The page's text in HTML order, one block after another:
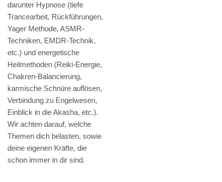
darunter Hypnose (tiefe
Trancearbeit, Rückführungen,
Yager Methode, ASMR-
Techniken, EMDR-Technik,
etc.) und energetische
Heilmethoden (Reiki-Energie,
Chakren-Balancierung,
karmische Schnüre auflösen,
Verbindung zu Engelwesen,
Einblick in die Akasha, etc.).
Wir achten darauf, welche
Themen dich belasten, sowie
deine eigenen Kräfte, die
schon immer in dir sind.